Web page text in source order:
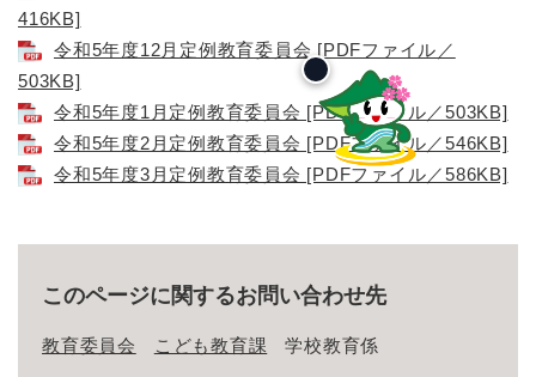
416KB]
令和5年度12月定例教育委員会 [PDFファイル／
503KB]
令和5年度1月定例教育委員会 [PDFファイル／503KB]
令和5年度2月定例教育委員会 [PDFファイル／546KB]
令和5年度3月定例教育委員会 [PDFファイル／586KB]
このページに関するお問い合わせ先
教育委員会 こども教育課 学校教育係